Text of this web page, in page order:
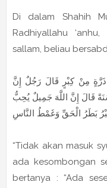
Di dalam Shahih
Radhiyallahu
sallam, beliau
ذَرَّةٍ مِنْ كِبْرٍ قَالَ رَجُلٌ إِنَّ
قَالَ إِنَّ اللَّهَ جَمِيلٌ يُحِبُّ
بَطَرُ الْحَقِّ وَغَمْطُ النَّاسِ
“Tidak akan masuk
ada kesombongan
bertanya : “Ada